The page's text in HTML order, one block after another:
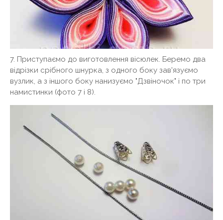
7. Приступаємо до виготовлення вісюлек. Беремо два
відрізки срібного шнурка, з одного боку зав'язуємо
вузлик, а з іншого боку нанизуємо "Дзвіночок" і по три
намистинки (фото 7 і 8).